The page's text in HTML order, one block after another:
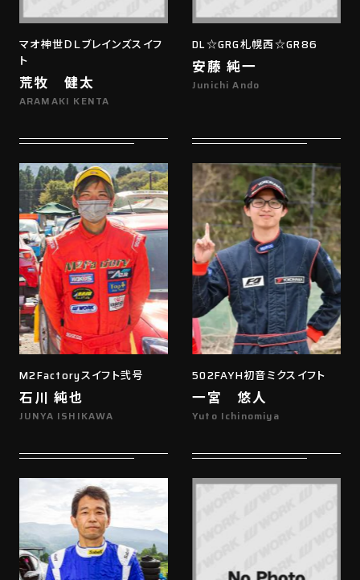
マオ神世ＤＬブレインズスイフ
ト
荒牧 健太
ARAMAKI KENTA
DL☆GRG札幌西☆GR86
安藤 純一
Junichi Ando
M2Factoryスイフト弐号
石川 純也
JUNYA ISHIKAWA
502FAYH初音ミクスイフト
一宮 悠人
Yuto Ichinomiya